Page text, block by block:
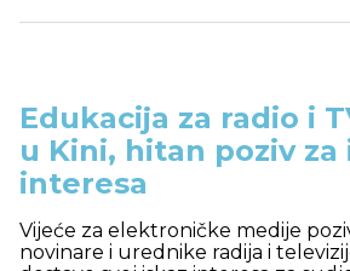
Edukacija za radio i
u Kini, hitan poziv za
interesa
Vijeće za elektroničke medije
novinare i urednike radija i